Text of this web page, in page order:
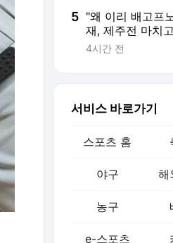
5 "왜 이리 배고프
재, 제주전 마치
선수단 전원에 'K-
4시간 전
서비스 바로가기
스포츠 홈
야구 해
농구
e-스포츠